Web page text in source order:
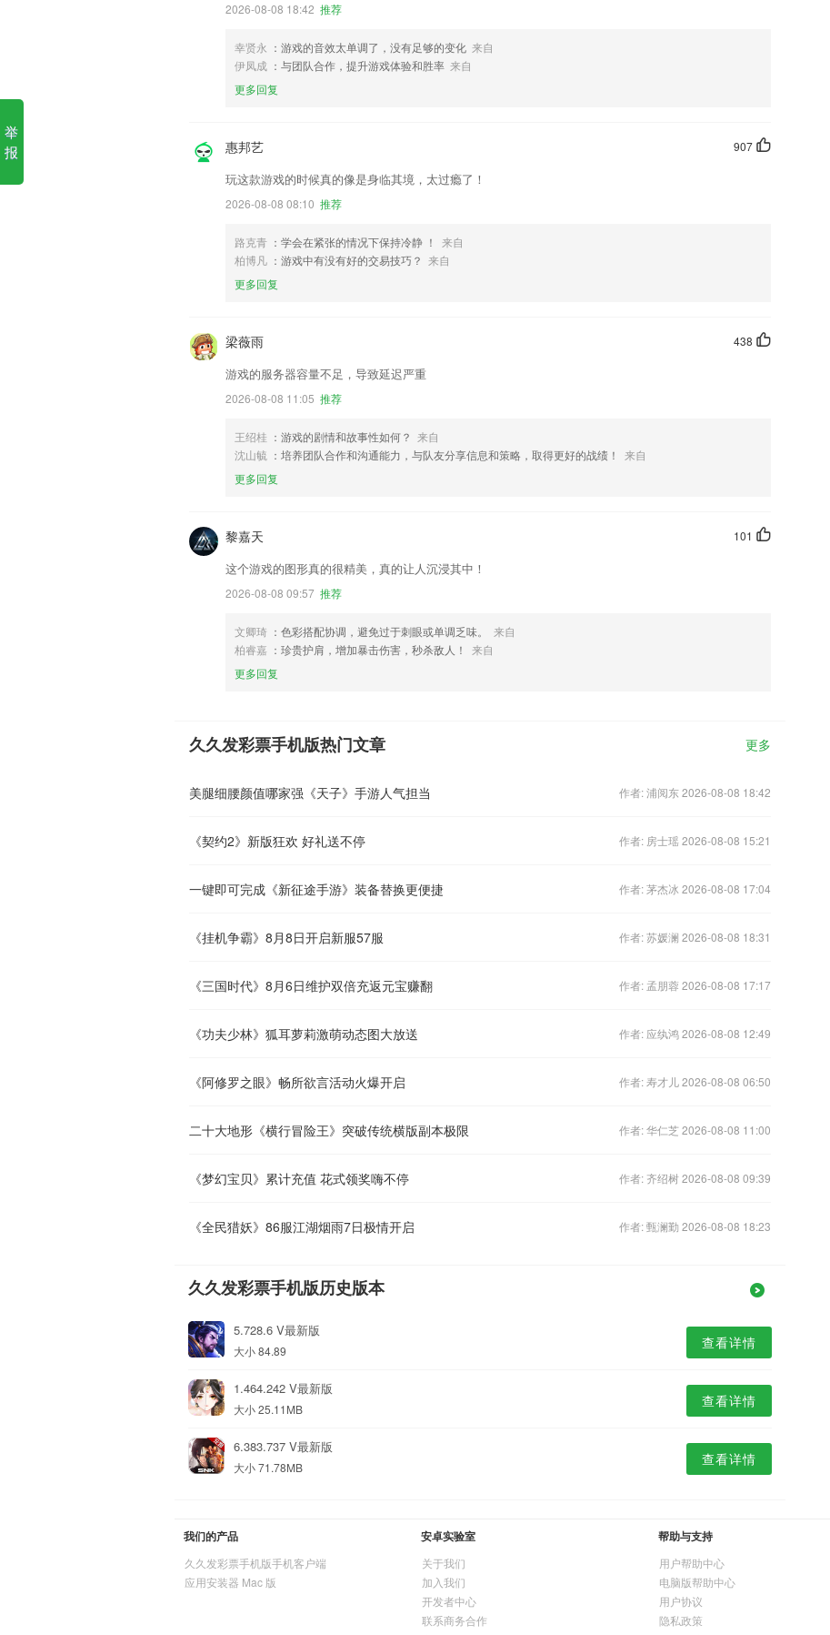
2026-08-08 18:42 推荐
幸贤永 ：游戏的音效太单调了，没有足够的变化 来自
伊凤成 ：与团队合作，提升游戏体验和胜率 来自
更多回复
907
惠邦艺
玩这款游戏的时候真的像是身临其境，太过瘾了！
2026-08-08 08:10 推荐
路克青 ：学会在紧张的情况下保持冷静 ！
来自
柏博凡 ：游戏中有没有好的交易技巧？ 来自
更多回复
438
梁薇雨
游戏的服务器容量不足，导致延迟严重
2026-08-08 11:05 推荐
王绍桂 ：游戏的剧情和故事性如何？ 来自
沈山毓 ：培养团队合作和沟通能力，与队友分享信息和策略，取得更好的战绩！
来自
更多回复
101
黎嘉天
这个游戏的图形真的很精美，真的让人沉浸其中！
2026-08-08 09:57 推荐
文卿琦 ：色彩搭配协调，避免过于刺眼或单调乏味。
来自
柏睿嘉 ：珍贵护肩，增加暴击伤害，秒杀敌人！
来自
更多回复
久久发彩票手机版热门文章 更多
美腿细腰颜值哪家强《天子》手游人气担当 作者: 浦阅东 2026-08-08 18:42
《契约2》新版狂欢 好礼送不停 作者: 房士瑶 2026-08-08 15:21
一键即可完成《新征途手游》装备替换更便捷 作者: 茅杰冰 2026-08-08 17:04
《挂机争霸》8月8日开启新服57服 作者: 苏媛澜 2026-08-08 18:31
《三国时代》8月6日维护双倍充返元宝赚翻 作者: 孟朋蓉 2026-08-08 17:17
《功夫少林》狐耳萝莉激萌动态图大放送 作者: 应纨鸿 2026-08-08 12:49
《阿修罗之眼》畅所欲言活动火爆开启 作者: 寿才儿 2026-08-08 06:50
二十大地形《横行冒险王》突破传统横版副本极限 作者: 华仁芝 2026-08-08 11:00
《梦幻宝贝》累计充值 花式领奖嗨不停 作者: 齐绍树 2026-08-08 09:39
《全民猎妖》86服江湖烟雨7日极情开启 作者: 甄澜勤 2026-08-08 18:23
久久发彩票手机版历史版本
5.728.6 V最新版
大小 84.89 查看详情
1.464.242 V最新版
大小 25.11MB 查看详情
6.383.737 V最新版
大小 71.78MB 查看详情
我们的产品
久久发彩票手机版手机客户端
应用安装器 Mac 版
安卓实验室
关于我们
加入我们
开发者中心
联系商务合作
帮助与支持
用户帮助中心
电脑版帮助中心
用户协议
隐私政策
举
报